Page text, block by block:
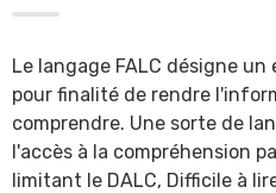
Le langage FALC désigne
pour finalité de rendre
comprendre. Une sorte de
l'accès à la compréhension
limitant le DALC, Difficile à